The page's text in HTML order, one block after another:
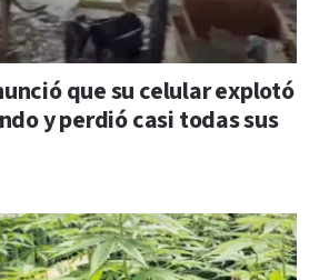
que su celular explotó
y perdió casi todas sus